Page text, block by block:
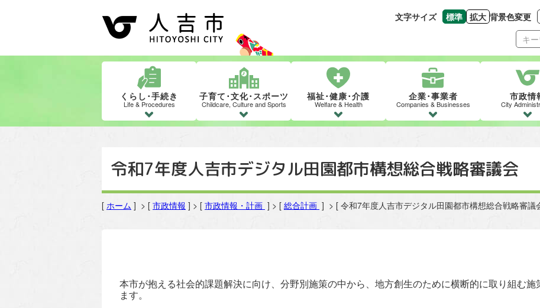
文字サイズ 標準
文字の大きさをもとの大
拡大
文字を大きくする
背景色変更
くらし･手続き
Life & Procedures
子育て･文化･スポーツ
Childcare, Culture and Sports
福祉･健康･介護
Welfare & Health
企業･事業者
Companies & Businesses
市政情
City
令和7年度人吉市デジタル田園都市構想総合戦略審議会
[ ホーム ] > [ 市政情報 ] > [ 市政情報・計画 ] > [ 総合計画 ] > [ 令和7年度人吉市デジタル田園都市構想総合戦略審議
本市が抱える社会的課題解決に向け、分野別施策の中から、地方創生のために横断的に取り組む
ます。